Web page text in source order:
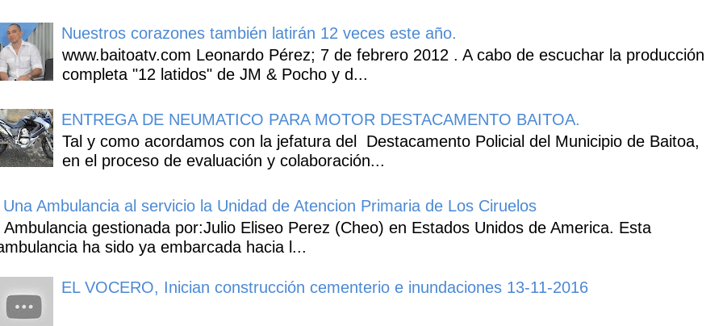
Nuestros corazones también latirán 12 veces este año.
www.baitoatv.com Leonardo Pérez; 7 de febrero 2012 . A cabo de escuchar la producción
completa "12 latidos" de JM & Pocho y d...
ENTREGA DE NEUMATICO PARA MOTOR DESTACAMENTO BAITOA.
Tal y como acordamos con la jefatura del Destacamento Policial del Municipio de Baitoa,
en el proceso de evaluación y colaboración...
Una Ambulancia al servicio la Unidad de Atencion Primaria de Los Ciruelos
Ambulancia gestionada por:Julio Eliseo Perez (Cheo) en Estados Unidos de America. Esta
ha sido ya embarcada hacia l...
EL VOCERO, Inician construcción cementerio e inundaciones 13-11-2016